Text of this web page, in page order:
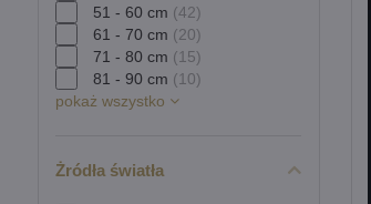
51 - 60 cm (42)
61 - 70 cm (20)
71 - 80 cm (15)
81 - 90 cm (10)
pokaż wszystko
Żródła światła